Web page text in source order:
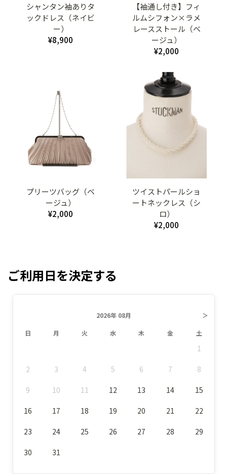
シャンタン袖ありタ
ックドレス（ネイビ
ー）
¥8,900
【袖通し付き】フィ
ルムシフォン×ラメ
レースストール（ベ
ージュ）
¥2,000
プリーツバッグ（ベ
ージュ）
¥2,000
ツイストパールショ
ートネックレス（シ
ロ）
¥2,000
ご利用日を決定する
2026年 08月 ＞
日 月 火 水 木 金 土
1
2 3 4 5 6 7 8
9 10 11 12 13 14 15
16 17 18 19 20 21 22
23 24 25 26 27 28 29
30 31